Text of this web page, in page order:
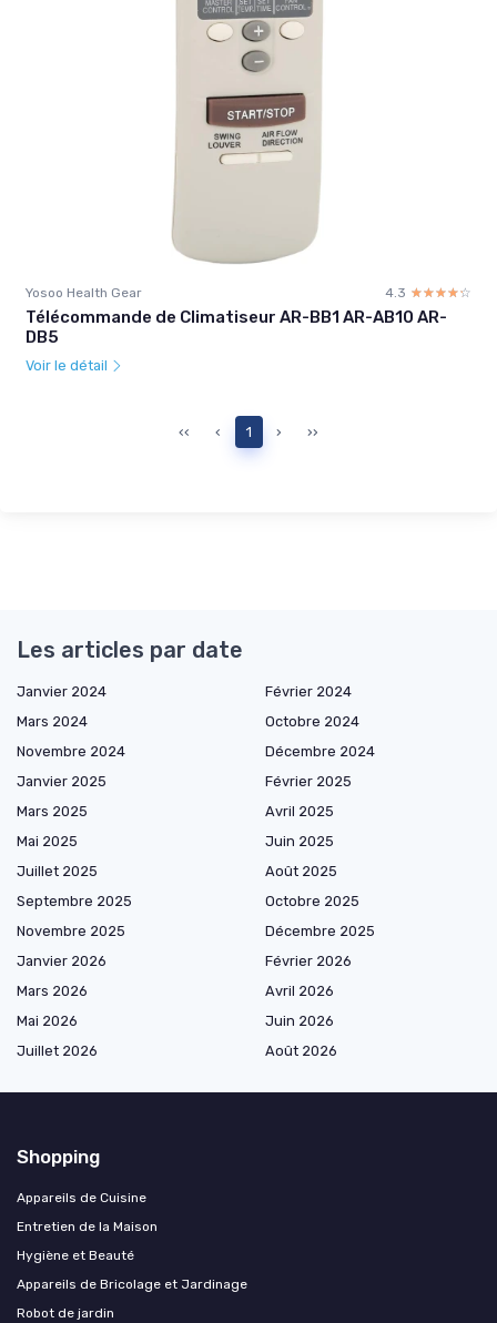
Yosoo Health Gear 4.3 ☆☆☆☆☆
★★★★★
Télécommande de Climatiseur AR-BB1 AR-AB10 AR-
DB5
Voir le détail
‹‹ ‹ 1 › ››
Les articles par date
Janvier 2024
Février 2024
Mars 2024
Octobre 2024
Novembre 2024
Décembre 2024
Janvier 2025
Février 2025
Mars 2025
Avril 2025
Mai 2025
Juin 2025
Juillet 2025
Août 2025
Septembre 2025
Octobre 2025
Novembre 2025
Décembre 2025
Janvier 2026
Février 2026
Mars 2026
Avril 2026
Mai 2026
Juin 2026
Juillet 2026
Août 2026
Shopping
Appareils de Cuisine
Entretien de la Maison
Hygiène et Beauté
Appareils de Bricolage et Jardinage
Robot de jardin